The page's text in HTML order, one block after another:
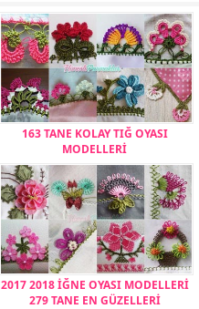
163 TANE KOLAY TIĞ OYASI
MODELLERİ
2017 2018 İĞNE OYASI MODELLERİ
279 TANE EN GÜZELLERİ